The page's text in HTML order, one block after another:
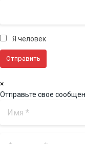
Я человек
×
Отправьте свое